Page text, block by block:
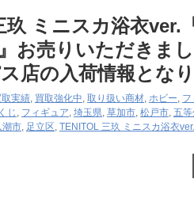
ミニスカ浴衣ver.
お売りいただきまし
店の入荷情報となり
実績 買取強化中 取り扱い商材 ホビー フ
じ フィギュア 埼玉県 草加市 松戸市 五
潮市 足立区 TENITOL 三玖 ミニスカ浴衣